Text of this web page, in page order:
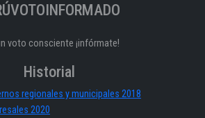
voto consciente ¡infórmate!
Historial
regionales y municipales 2018
2020